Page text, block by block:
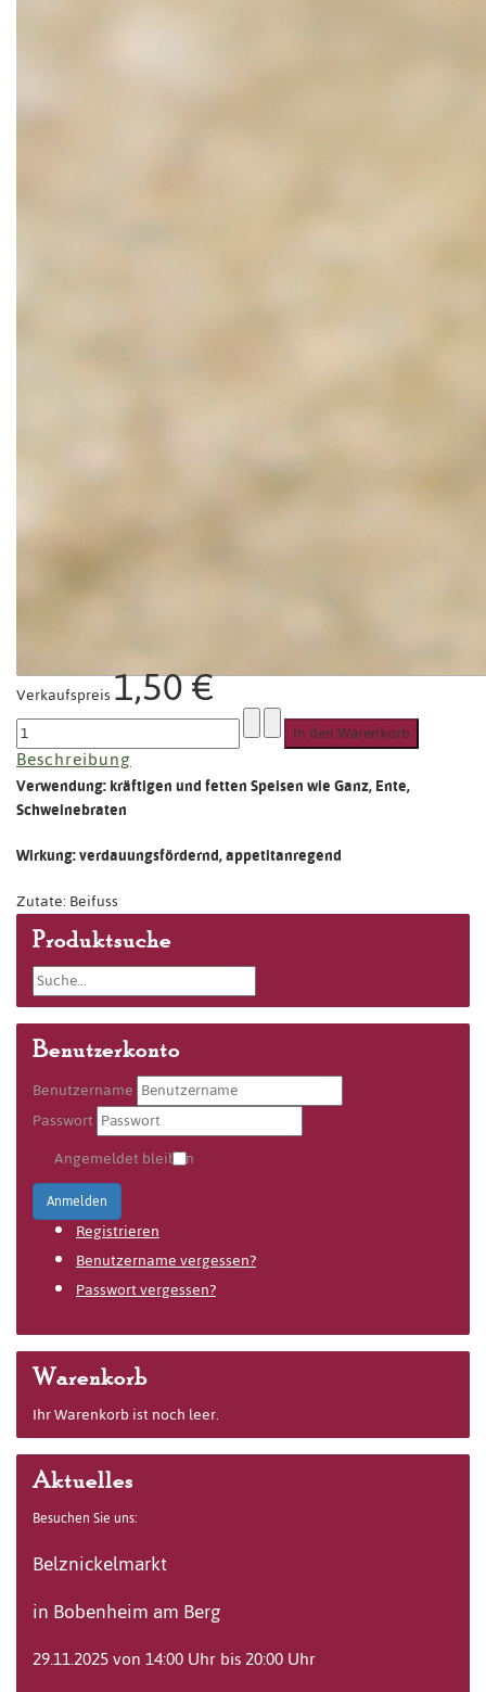
Verkaufspreis1,50 €
Beschreibung
Verwendung: kräftigen und fetten Speisen wie Ganz, Ente,
Schweinebraten
Wirkung: verdauungsfördernd, appetitanregend
Zutate: Beifuss
Produktsuche
Benutzerkonto
Benutzername
Passwort
Angemeldet bleiben
Anmelden
Registrieren
Benutzername vergessen?
Passwort vergessen?
Warenkorb
Ihr Warenkorb ist noch leer.
Aktuelles
Besuchen Sie uns:
Belznickelmarkt
in Bobenheim am Berg
29.11.2025 von 14:00 Uhr bis 20:00 Uhr